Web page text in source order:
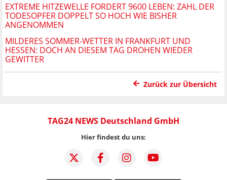
EXTREME HITZEWELLE FORDERT 9600 LEBEN: ZAHL DER
TODESOPFER DOPPELT SO HOCH WIE BISHER
ANGENOMMEN
MILDERES SOMMER-WETTER IN FRANKFURT UND
HESSEN: DOCH AN DIESEM TAG DROHEN WIEDER
GEWITTER
Zurück zur Übersicht
TAG24 NEWS Deutschland GmbH
Hier findest du uns: